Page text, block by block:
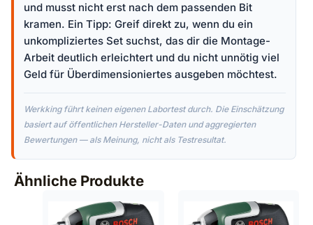
und musst nicht erst nach dem passenden Bit
kramen. Ein Tipp: Greif direkt zu, wenn du ein
unkompliziertes Set suchst, das dir die Montage-
Arbeit deutlich erleichtert und du nicht unnötig viel
Geld für Überdimensioniertes ausgeben möchtest.
Werkking führt keinen eigenen Labortest durch. Die Einschätzung
basiert auf öffentlichen Hersteller-Daten und aggregierten
Bewertungen — als Meinung, nicht als Testresultat.
Ähnliche Produkte